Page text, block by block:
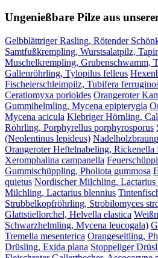
Ungenießbare Pilze aus
Gelbblättriger Rasling, Rötender
Samtfußkrempling, Wurstsalatpilz,
Muschelkrempling, Grubenschwamm,
Gallenröhrling, Tylopilus felleus
Fischeierschleimpilz, Tubifera
Ceratiomyxa porioides Orangeroter
Gummihelmling, Mycena epipterygia
Mycena acicula Klebriger Hörnling,
Röhrling, Porphyrellus porphyrosporus
(Neolentinus lepideus)
Orangeroter Heftelnabeling, Rickenella
Xeromphalina campanella
Gummischüppling, Pholiota gummosa
quietus Nordischer Milchling,
Milchling, Lactarius blennius
Strubbelkopfröhrling, Strobilomyces
Glattstiellorchel, Helvella elastica
Schwarzhelmling, Mycena leucogala)
Tremella mesenterica Orangeseitling,
Drüsling, Exida plana Stoppeliger